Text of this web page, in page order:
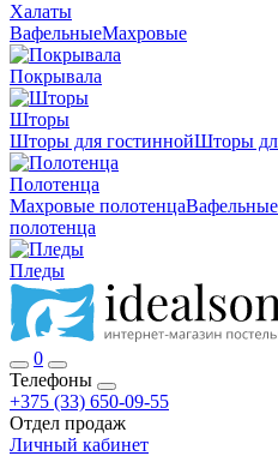
Халаты
ВафельныеМахровые
Покрывала
Шторы
Шторы для гостиннойШторы
Полотенца
Махровые полотенца
полотенца
Пледы
0
Телефоны
+375 (33) 650-09-55
Отдел продаж
Личный кабинет